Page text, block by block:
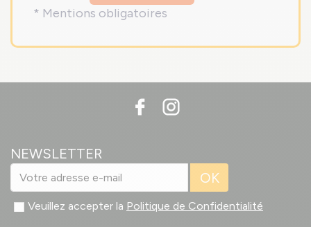
* Mentions obligatoires
NEWSLETTER
OK
Veuillez accepter la Politique de Confidentialité